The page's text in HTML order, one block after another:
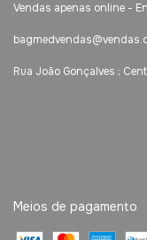
Vendas apenas online -
Rua João Gonçalves ;
Meios de pagamento